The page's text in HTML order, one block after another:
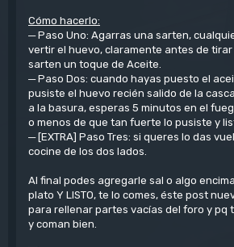
Cómo hacerlo:
─ Paso Uno: Agarras una sarten,
vertir el huevo, claramente antes de
sarten un toque de Aceite.
─ Paso Dos: cuando hayas puesto el
pusiste el huevo recién salido de la
a la basura, esperas 5 minutos en el
o menos de que tan fuerte lo pusiste y
─ [EXTRA] Paso Tres: si queres lo das
cocine de los dos lados.
Al final podes agregarle sal o algo
plato Y LISTO, te lo comes, éste post
para rellenar partes vacías del foro y pq
y coman bien.